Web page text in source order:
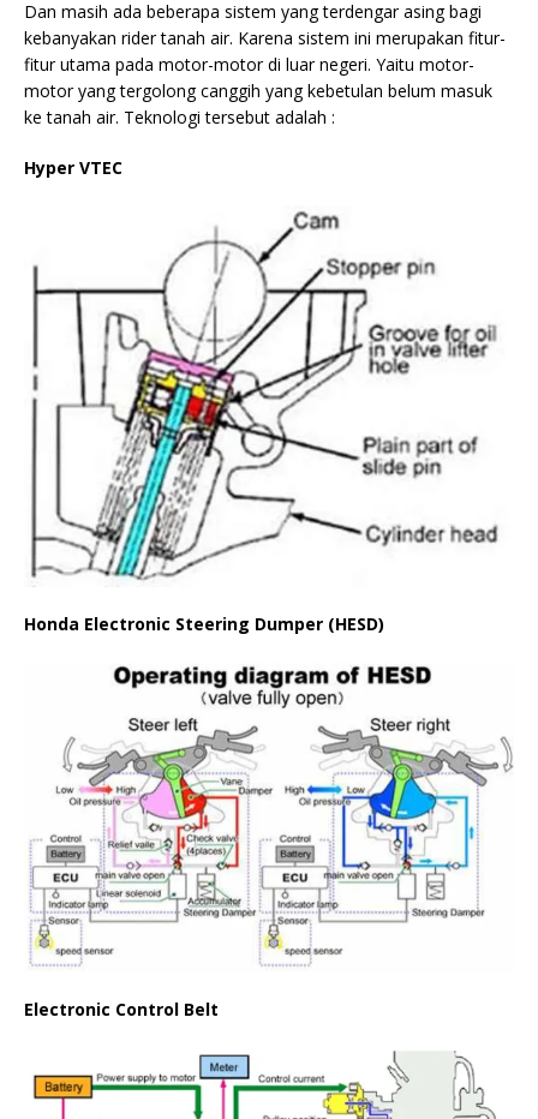
Dan masih ada beberapa sistem yang terdengar asing bagi
kebanyakan rider tanah air. Karena sistem ini merupakan fitur-
fitur utama pada motor-motor di luar negeri. Yaitu motor-
motor yang tergolong canggih yang kebetulan belum masuk
ke tanah air. Teknologi tersebut adalah :
Hyper VTEC
Honda Electronic Steering Dumper (HESD)
Electronic Control Belt